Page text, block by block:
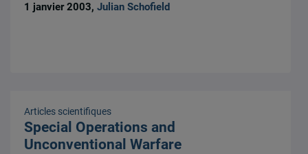
1 janvier 2003,Julian Schofield
Articles scientifiques
Special Operations and
Unconventional Warfare